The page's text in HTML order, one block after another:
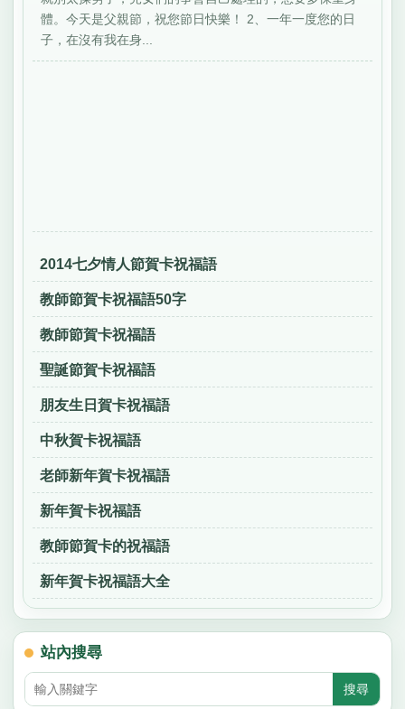
體。今天是父親節，祝您節日快樂！ 2、一年一度您的日
子，在沒有我在身...
2014七夕情人節賀卡祝福語
教師節賀卡祝福語50字
教師節賀卡祝福語
聖誕節賀卡祝福語
朋友生日賀卡祝福語
中秋賀卡祝福語
老師新年賀卡祝福語
新年賀卡祝福語
教師節賀卡的祝福語
新年賀卡祝福語大全
站內搜尋